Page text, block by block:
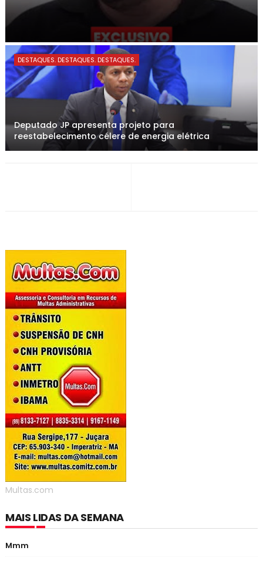
DESTAQUES. DESTAQUES. DESTAQUES.
Deputado JP apresenta projeto para
reestabelecimento célere de energia elétrica
Multas.com
MAIS LIDAS DA SEMANA
Mmm